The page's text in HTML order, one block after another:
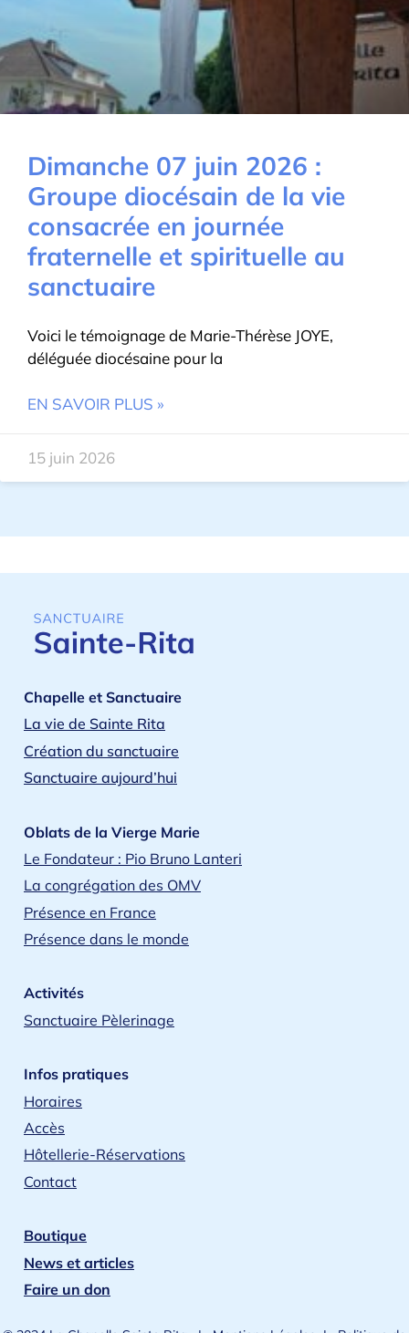
Dimanche 07 juin 2026 :
Groupe diocésain de la vie
consacrée en journée
fraternelle et spirituelle au
sanctuaire
Voici le témoignage de Marie-Thérèse JOYE,
déléguée diocésaine pour la
EN SAVOIR PLUS »
15 juin 2026
Chapelle et Sanctuaire
La vie de Sainte Rita
Création du sanctuaire
Sanctuaire aujourd’hui
Oblats de la Vierge Marie
Le Fondateur : Pio Bruno Lanteri
La congrégation des OMV
Présence en France
Présence dans le monde
Activités
Sanctuaire Pèlerinage
Infos pratiques
Horaires
Accès
Hôtellerie-Réservations
Contact
Boutique
News et articles
Faire un don